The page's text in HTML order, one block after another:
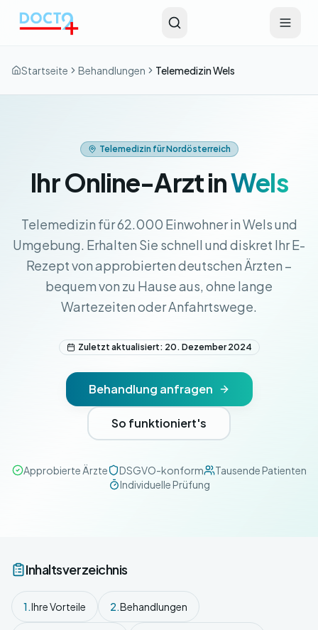
Startseite Behandlungen Telemedizin Wels
Telemedizin für Nordösterreich
Ihr Online-Arzt inWels
Telemedizin für 62.000 Einwohner in Wels und
Umgebung. Erhalten Sie schnell und diskret Ihr E-
Rezept von approbierten deutschen Ärzten –
bequem von zu Hause aus, ohne lange
Wartezeiten oder Anfahrtswege.
Zuletzt aktualisiert: 20. Dezember 2024
Behandlung anfragen
So funktioniert's
Approbierte Ärzte DSGVO-konform
Tausende Patienten
Individuelle Prüfung
Inhaltsverzeichnis
1.Ihre Vorteile 2.Behandlungen